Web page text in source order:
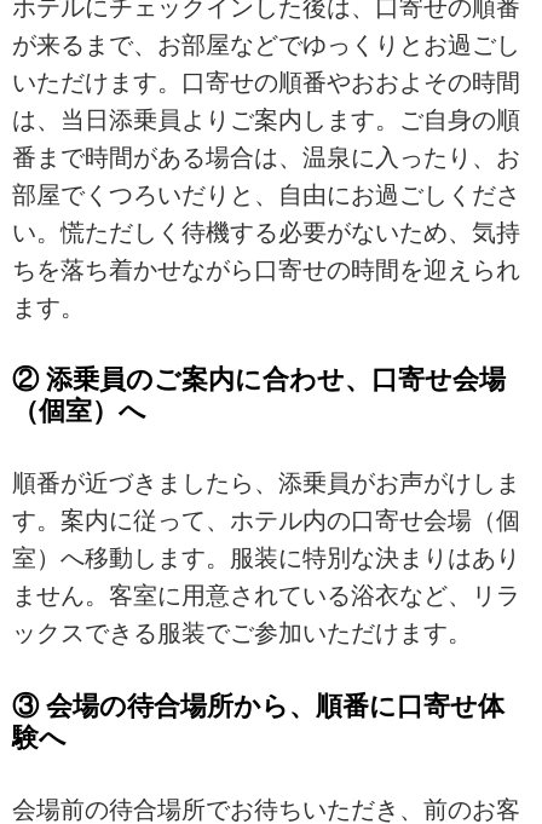
ホテルにチェックインした後は、口寄せの順番
が来るまで、お部屋などでゆっくりとお過ごし
いただけます。口寄せの順番やおおよその時間
は、当日添乗員よりご案内します。ご自身の順
番まで時間がある場合は、温泉に入ったり、お
部屋でくつろいだりと、自由にお過ごしくださ
い。慌ただしく待機する必要がないため、気持
ちを落ち着かせながら口寄せの時間を迎えられ
ます。
② 添乗員のご案内に合わせ、口寄せ会場
（個室）へ
順番が近づきましたら、添乗員がお声がけしま
す。案内に従って、ホテル内の口寄せ会場（個
室）へ移動します。服装に特別な決まりはあり
ません。客室に用意されている浴衣など、リラ
ックスできる服装でご参加いただけます。
③ 会場の待合場所から、順番に口寄せ体
験へ
会場前の待合場所でお待ちいただき、前のお客